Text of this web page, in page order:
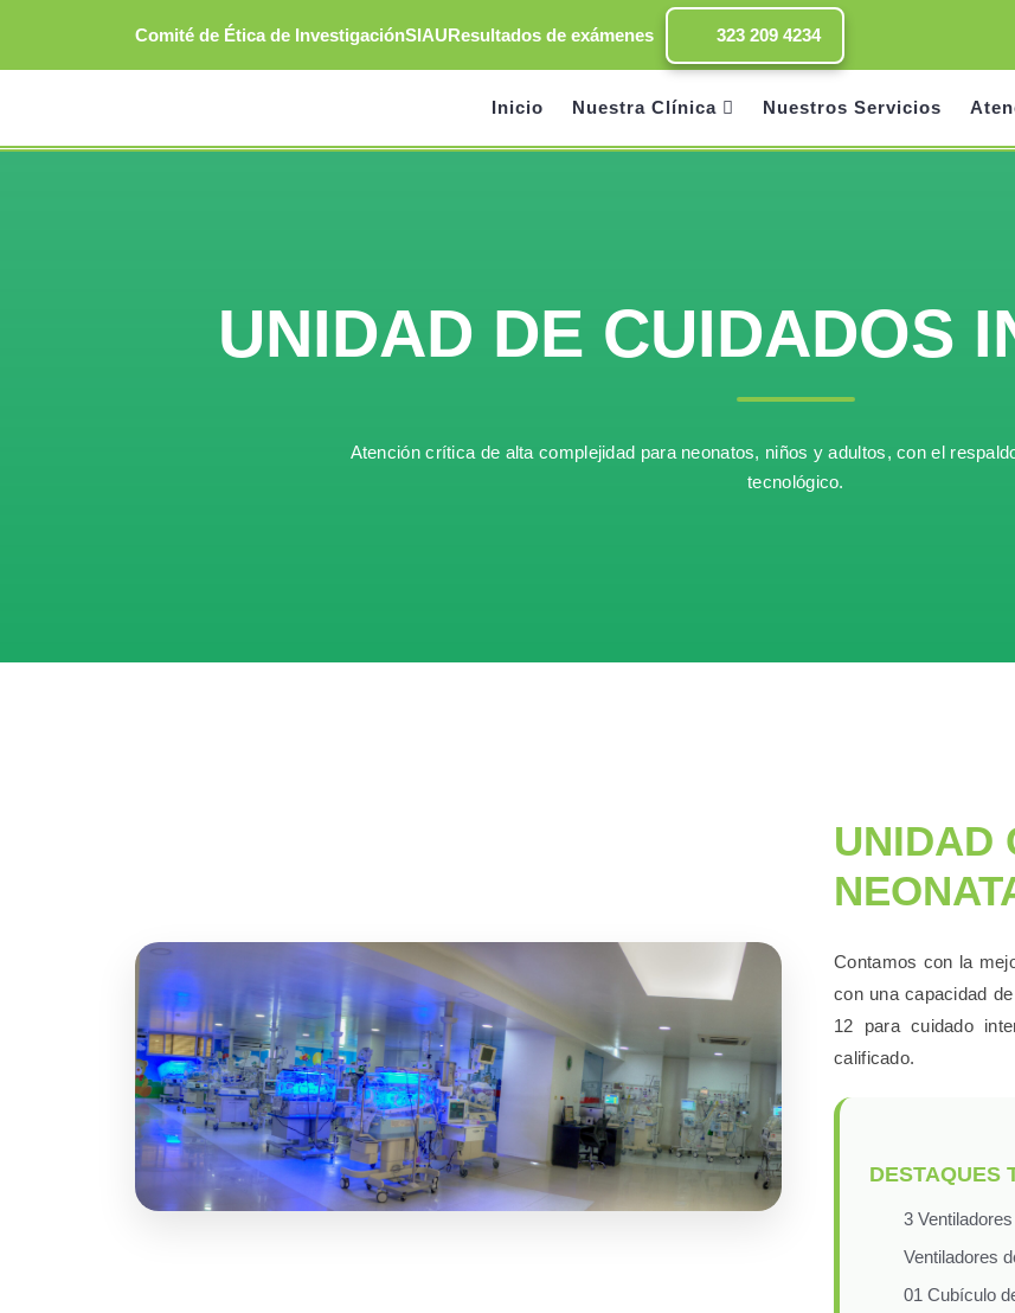
contenido
Comité de Ética de InvestigaciónSIAUResultados de exámenes 323 209 4234
Inicio Nuestra Clínica Nuestros Servicios
UNIDAD DE CUIDADOS
Atención crítica de alta complejidad para neonatos, niños y adultos, con el
tecnológico.
UNIDAD
Contamos con la
con una capacidad
12 para cuidado
calificado.
DESTAQUES
3
Ventiladores
01 Cubículo